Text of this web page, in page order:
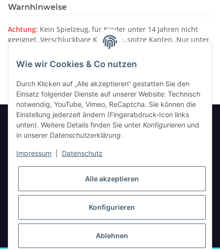
Warnhinweise
Achtung: Kein Spielzeug, für Kinder unter 14 Jahren nicht
geeignet. Verschluckbare Kleinteile, spitze Kanten. Nur unter
Aufsicht von Erwachsenen verwenden.
Bitte beachten Sie unsereWarnhinweise
Informationen
Gesetzliche Informationen
* Alle Preise inkl. gesetzlicher USt., zzgl.Versand
Wie wir Cookies & Co nutzen
Durch Klicken auf „Alle akzeptieren“ gestatten Sie den
Einsatz folgender Dienste auf unserer Website: Technisch
notwendig, YouTube, Vimeo, ReCaptcha. Sie können die
Einstellung jederzeit ändern (Fingerabdruck-Icon links
unten). Weitere Details finden Sie unter Konfigurieren und
in unserer Datenschutzerklärung.
Impressum Datenschutz
Alle akzeptieren
Konfigurieren
Ablehnen